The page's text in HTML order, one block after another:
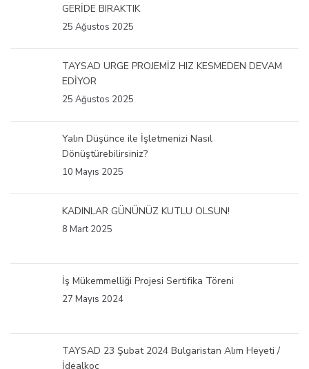
GERİDE BIRAKTIK
25 Ağustos 2025
TAYSAD URGE PROJEMİZ HIZ KESMEDEN DEVAM
EDİYOR
25 Ağustos 2025
Yalın Düşünce ile İşletmenizi Nasıl
Dönüştürebilirsiniz?
10 Mayıs 2025
KADINLAR GÜNÜNÜZ KUTLU OLSUN!
8 Mart 2025
İş Mükemmelliği Projesi Sertifika Töreni
27 Mayıs 2024
TAYSAD 23 Şubat 2024 Bulgaristan Alım Heyeti /
İdealkoç